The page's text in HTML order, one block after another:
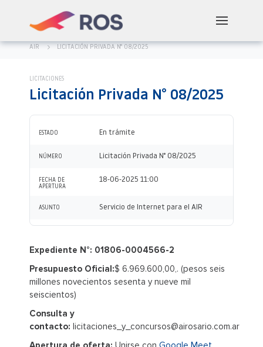
AIR LICITACIÓN PRIVADA N° 08/2025
LICITACIONES
Licitación Privada N° 08/2025
ESTADO En trámite
NÚMERO Licitación Privada N° 08/2025
FECHA DE
APERTURA
18-06-2025 11:00
ASUNTO Servicio de Internet para el AIR
Expediente N°: 01806-0004566-2
Presupuesto Oficial:$ 6.969.600,00,. (pesos seis
millones novecientos sesenta y nueve mil
seiscientos)
Consulta y
contacto: licitaciones_y_concursos@airosario.com.ar